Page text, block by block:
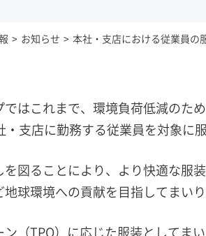
お知らせ 本社・支店における従業員の
ではこれまで、環境負荷低減のた
・支店に勤務する従業員を対象に
を図ることにより、より快適な服
球環境への貢献を目指してまいり
ン（TPO）に応じた服装としてま